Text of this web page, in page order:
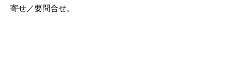
寄せ／要問合せ。